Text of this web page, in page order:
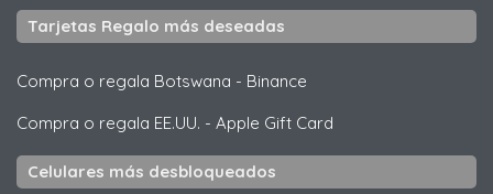
Tarjetas Regalo más deseadas
Compra o regala Botswana - Binance
Compra o regala EE.UU. - Apple Gift Card
Celulares más desbloqueados